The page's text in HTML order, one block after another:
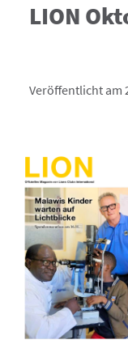
LION
Veröffentlicht am